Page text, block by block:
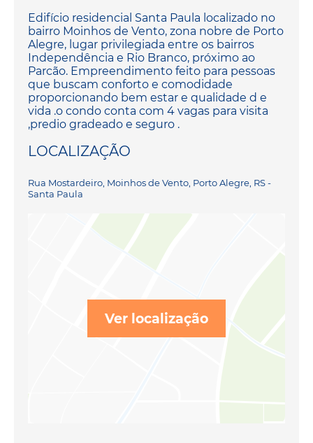
Edifício residencial Santa Paula localizado no
bairro Moinhos de Vento, zona nobre de Porto
Alegre, lugar privilegiada entre os bairros
Independência e Rio Branco, próximo ao
Parcão. Empreendimento feito para pessoas
que buscam conforto e comodidade
proporcionando bem estar e qualidade d e
vida .o condo conta com 4 vagas para visita
,predio gradeado e seguro .
LOCALIZAÇÃO
Rua Mostardeiro, Moinhos de Vento, Porto Alegre, RS -
Santa Paula
Ver localização